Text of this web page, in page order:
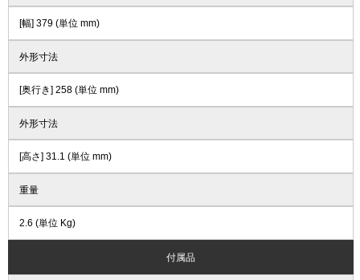
[幅] 379 (単位 mm)
外形寸法
[奥行き] 258 (単位 mm)
外形寸法
[高さ] 31.1 (単位 mm)
重量
2.6 (単位 Kg)
付属品